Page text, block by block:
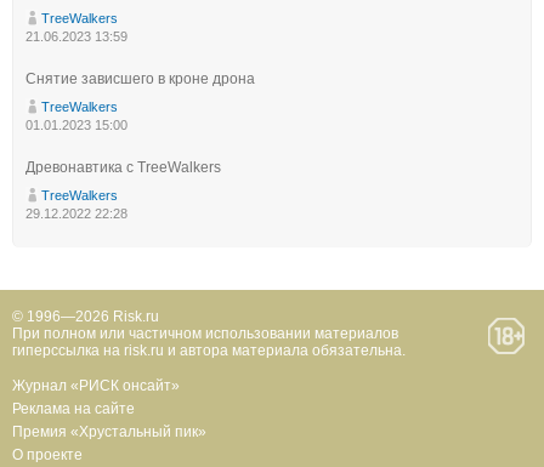
TreeWalkers
21.06.2023 13:59
Снятие зависшего в кроне дрона
TreeWalkers
01.01.2023 15:00
Древонавтика с TreeWalkers
TreeWalkers
29.12.2022 22:28
© 1996—2026 Risk.ru
При полном или частичном использовании материалов
гиперссылка на risk.ru и автора материала обязательна.
Журнал «РИСК онсайт»
Реклама на сайте
Премия «Хрустальный пик»
О проекте